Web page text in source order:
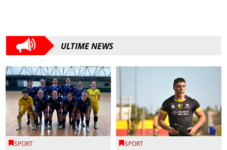
ULTIME NEWS
SPORT SPORT